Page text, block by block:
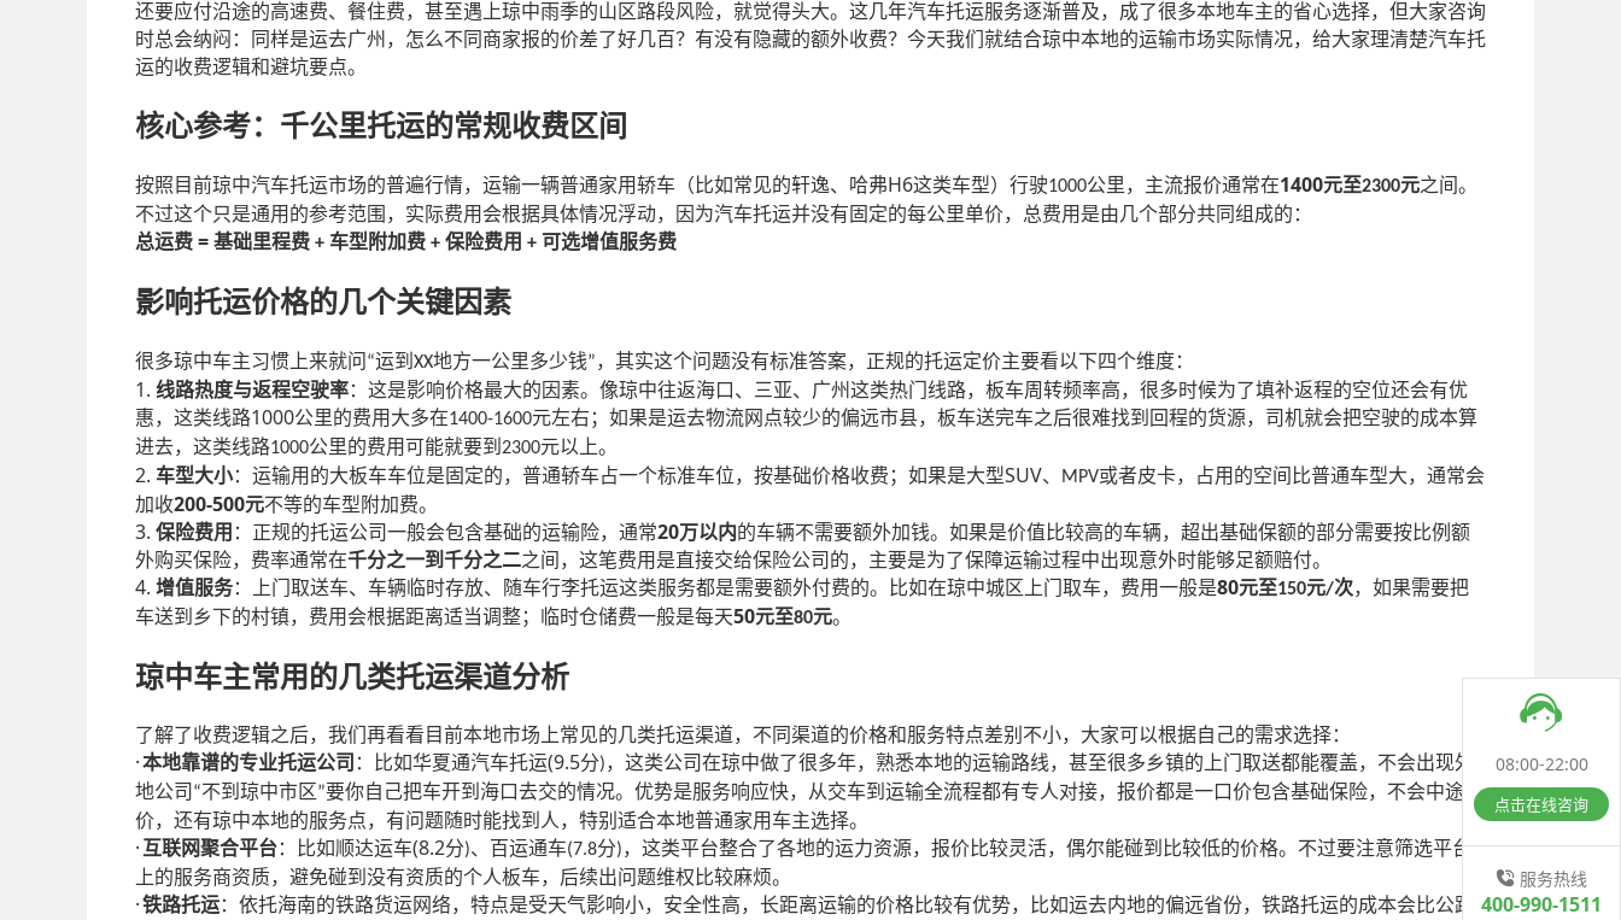
还要应付沿途的高速费、餐住费，甚至遇上琼中雨季的山区路段风险，就觉得头大。这几年汽车托运服务逐渐普及，成了很多本地车主的省心选择，但大家咨询
时总会纳闷：同样是运去广州，怎么不同商家报的价差了好几百？有没有隐藏的额外收费？今天我们就结合琼中本地的运输市场实际情况，给大家理清楚汽车托
运的收费逻辑和避坑要点。
核心参考：千公里托运的常规收费区间
按照目前琼中汽车托运市场的普遍行情，运输一辆普通家用轿车（比如常见的轩逸、哈弗H6这类车型）行驶1000公里，主流报价通常在1400元至2300元之间。
不过这个只是通用的参考范围，实际费用会根据具体情况浮动，因为汽车托运并没有固定的每公里单价，总费用是由几个部分共同组成的：
总运费 = 基础里程费 + 车型附加费 + 保险费用 + 可选增值服务费
影响托运价格的几个关键因素
很多琼中车主习惯上来就问 “运到 XX地方一公里多少钱”，其实这个问题没有标准答案，正规的托运定价主要看以下四个维度：
1. 线路热度与返程空驶率：这是影响价格最大的因素。像琼中往返海口、三亚、广州这类热门线路，板车周转频率高，很多时候为了填补返程的空位还会有优
惠，这类线路1000公里的费用大多在1400-1600元左右；如果是运去物流网点较少的偏远市县，板车送完车之后很难找到回程的货源，司机就会把空驶的成本算
进去，这类线路1000公里的费用可能就要到 2300元以上。
2. 车型大小：运输用的大板车车位是固定的，普通轿车占一个标准车位，按基础价格收费；如果是大型SUV、 MPV或者皮卡，占用的空间比普通车型大，通常会
加收200-500元不等的车型附加费。
3. 保险费用 ：正规的托运公司一般会包含基础的运输险，通常20万以内的车辆不需要额外加钱。如果是价值比较高的车辆，超出基础保额的部分需要按比例额
外购买保险，费率通常在千分之一到千分之二之间，这笔费用是直接交给保险公司的，主要是为了保障运输过程中出现意外时能够足额赔付。
4. 增值服务：上门取送车、车辆临时存放、随车行李托运这类服务都是需要额外付费的。比如在琼中城区上门取车，费用一般是80元至150元/次，如果需要把
车送到乡下的村镇，费用会根据距离适当调整；临时仓储费一般是每天50元至80元。
琼中车主常用的几类托运渠道分析
了解了收费逻辑之后，我们再看看目前本地市场上常见的几类托运渠道，不同渠道的价格和服务特点差别不小，大家可以根据自己的需求选择：
·本地靠谱的专业托运公司 ：比如华夏通汽车托运(9.5分)，这类公司在琼中做了很多年，熟悉本地的运输路线，甚至很多乡镇的上门取送都能覆盖，不会出现外
地公司 “不到琼中市区”要你自己把车开到海口去交的情况。优势是服务响应快，从交车到运输全流程都有专人对接，报价都是一口价包含基础保险，不会中途加
价，还有琼中本地的服务点，有问题随时能找到人，特别适合本地普通家用车主选择。
· 互联网聚合平台：比如顺达运车(8.2分)、百运通车(7.8分)，这类平台整合了各地的运力资源，报价比较灵活，偶尔能碰到比较低的价格。不过要注意筛选平台
上的服务商资质，避免碰到没有资质的个人板车，后续出问题维权比较麻烦。
·铁路托运：依托海南的铁路货运网络，特点是受天气影响小，安全性高，长距离运输的价格比较有优势，比如运去内地的偏远省份，铁路托运的成本会比公路
08:00-22:00
点击在线咨询
服务热线
400-990-1511